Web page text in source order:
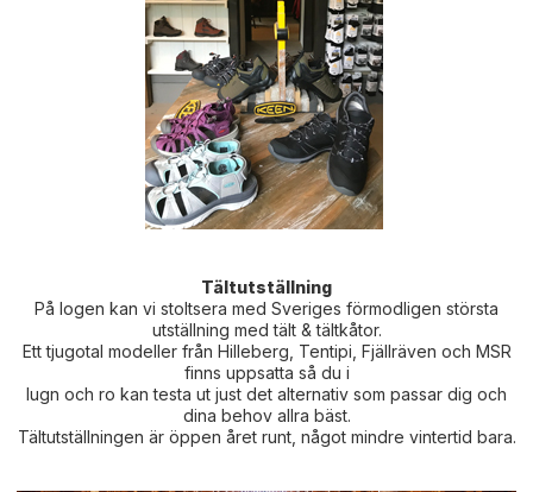
Tältutställning
På logen kan vi stoltsera med Sveriges förmodligen största
utställning med tält & tältkåtor.
Ett tjugotal modeller från Hilleberg, Tentipi, Fjällräven och MSR
finns uppsatta så du i
lugn och ro kan testa ut just det alternativ som passar dig och
dina behov allra bäst.
Tältutställningen är öppen året runt, något mindre vintertid bara.